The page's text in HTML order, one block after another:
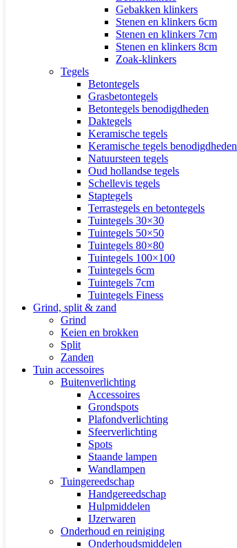
Gebakken klinkers
Stenen en klinkers 6cm
Stenen en klinkers 7cm
Stenen en klinkers 8cm
Zoak-klinkers
Tegels
Betontegels
Grasbetontegels
Betontegels benodigdheden
Daktegels
Keramische tegels
Keramische tegels benodigdheden
Natuursteen tegels
Oud hollandse tegels
Schellevis tegels
Staptegels
Terrastegels en betontegels
Tuintegels 30×30
Tuintegels 50×50
Tuintegels 80×80
Tuintegels 100×100
Tuintegels 6cm
Tuintegels 7cm
Tuintegels Finess
Grind, split & zand
Grind
Keien en brokken
Split
Zanden
Tuin accessoires
Buitenverlichting
Accessoires
Grondspots
Plafondverlichting
Sfeerverlichting
Spots
Staande lampen
Wandlampen
Tuingereedschap
Handgereedschap
Hulpmiddelen
IJzerwaren
Onderhoud en reiniging
Onderhoudsmiddelen